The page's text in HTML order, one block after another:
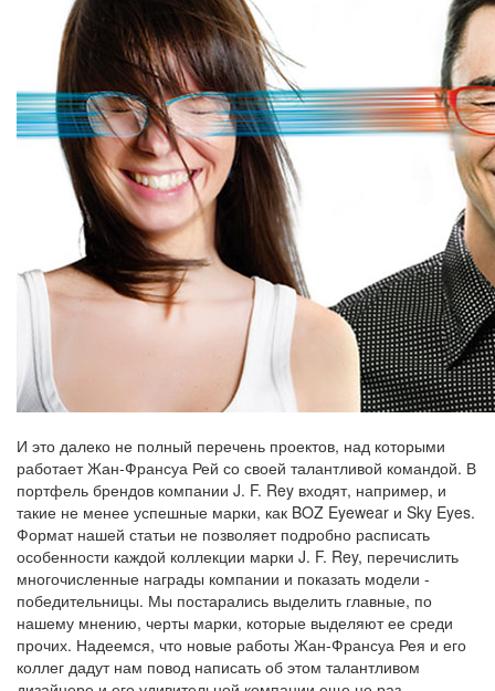
И это далеко не полный перечень проектов, над которыми
работает Жан-Франсуа Рей со своей талантливой командой. В
портфель брендов компании J. F. Rey входят, например, и
такие не менее успешные марки, как BOZ Eyewear и Sky Eyes.
Формат нашей статьи не позволяет подробно расписать
особенности каждой коллекции марки J. F. Rey, перечислить
многочисленные награды компании и показать модели -
победительницы. Мы постарались выделить главные, по
нашему мнению, черты марки, которые выделяют ее среди
прочих. Надеемся, что новые работы Жан-Франсуа Рея и его
коллег дадут нам повод написать об этом талантливом